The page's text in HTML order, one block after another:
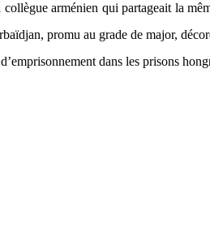
arménien qui partageait la
promu au grade de major,
dans les prisons